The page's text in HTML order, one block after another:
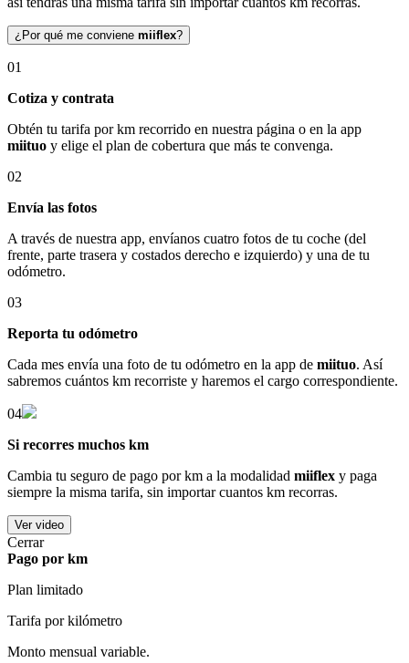
¿Por qué me conviene miiflex?
01
Cotiza y contrata
Obtén tu tarifa por km recorrido en nuestra página o en la app
miituo y elige el plan de cobertura que más te convenga.
02
Envía las fotos
A través de nuestra app, envíanos cuatro fotos de tu coche (del
frente, parte trasera y costados derecho e izquierdo) y una de tu
odómetro.
03
Reporta tu odómetro
Cada mes envía una foto de tu odómetro en la app de miituo. Así
sabremos cuántos km recorriste y haremos el cargo correspondiente.
04
Si recorres muchos km
Cambia tu seguro de pago por km a la modalidad miiflex y paga
siempre la misma tarifa, sin importar cuantos km recorras.
Ver video
Cerrar
Pago por km
Plan limitado
Tarifa por kilómetro
Monto mensual variable.